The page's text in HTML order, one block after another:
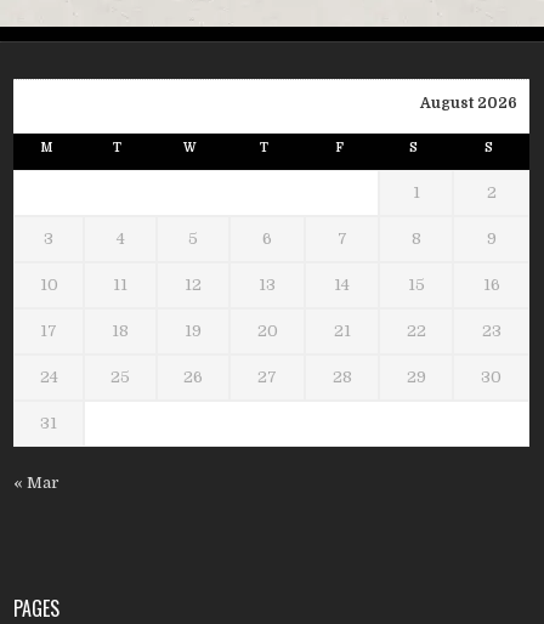
August 2026
M T W T F S S
1 2
3 4 5 6 7 8 9
10 11 12 13 14 15 16
17 18 19 20 21 22 23
24 25 26 27 28 29 30
31
« Mar
PAGES